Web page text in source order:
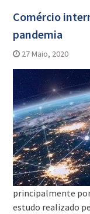
Comércio
pandemia
27 Maio, 2020
principalmente
estudo realizado